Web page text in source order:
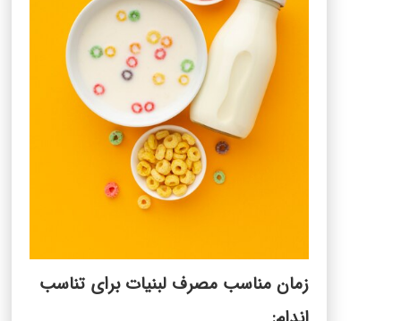
زمان مناسب مصرف لبنیات برای تناسب